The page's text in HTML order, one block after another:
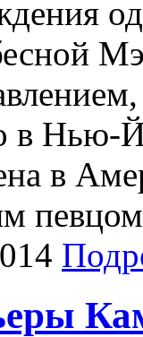
Нью-
в